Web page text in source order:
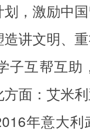
，激励中
讲文明、
子互帮互
面：艾米
年意大